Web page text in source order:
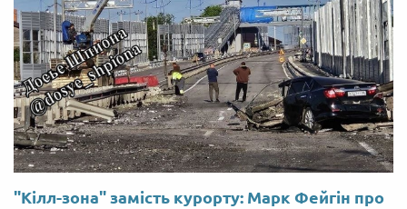
"Кілл-зона" замість курорту: Марк Фейгін про